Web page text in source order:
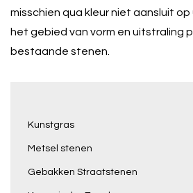
Kunstgras
Metsel stenen
Gebakken Straatstenen
misschien qua kleur niet aansluit op
het gebied van vorm en uitstraling
bestaande stenen.